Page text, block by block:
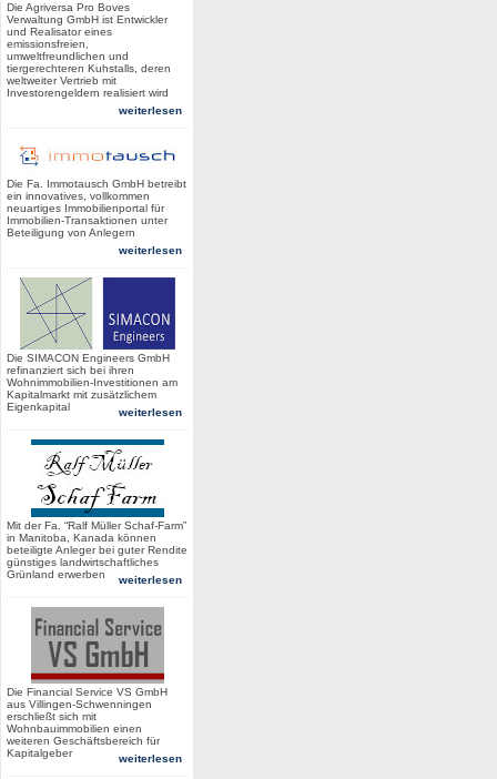
Die Agriversa Pro Boves
Verwaltung GmbH ist Entwickler
und Realisator eines
emissionsfreien,
umweltfreundlichen und
tiergerechteren Kuhstalls, deren
weltweiter Vertrieb mit
Investorengeldern realisiert wird
weiterlesen
Die Fa. Immotausch GmbH betreibt
ein innovatives, vollkommen
neuartiges Immobilienportal für
Immobilien-Transaktionen unter
Beteiligung von Anlegern
weiterlesen
Die SIMACON Engineers GmbH
refinanziert sich bei ihren
Wohnimmobilien-Investitionen am
Kapitalmarkt mit zusätzlichem
Eigenkapital
weiterlesen
Mit der Fa. “Ralf Müller Schaf-Farm”
in Manitoba, Kanada können
beteiligte Anleger bei guter Rendite
günstiges landwirtschaftliches
Grünland erwerben
weiterlesen
Die Financial Service VS GmbH
aus Villingen-Schwenningen
erschließt sich mit
Wohnbauimmobilien einen
weiteren Geschäftsbereich für
Kapitalgeber
weiterlesen